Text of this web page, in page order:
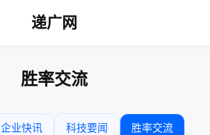
递广网
胜率交流
企业快讯 科技要闻 胜率交流